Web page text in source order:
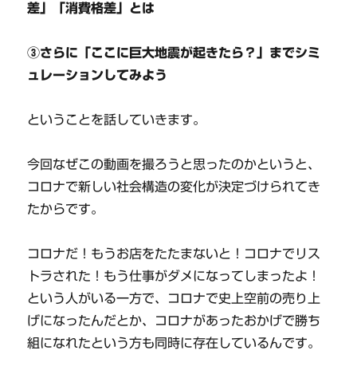
差」「消費格差」とは
③さらに「ここに巨大地震が起きたら？」までシミ
ュレーションしてみよう
ということを話していきます。
今回なぜこの動画を撮ろうと思ったのかというと、
コロナで新しい社会構造の変化が決定づけられてき
たからです。
コロナだ！もうお店をたたまないと！コロナでリス
トラされた！もう仕事がダメになってしまったよ！
という人がいる一方で、コロナで史上空前の売り上
げになったんだとか、コロナがあったおかげで勝ち
組になれたという方も同時に存在しているんです。